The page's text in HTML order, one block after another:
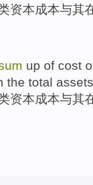
资本成本与其
up of cost
the total
资本成本与其